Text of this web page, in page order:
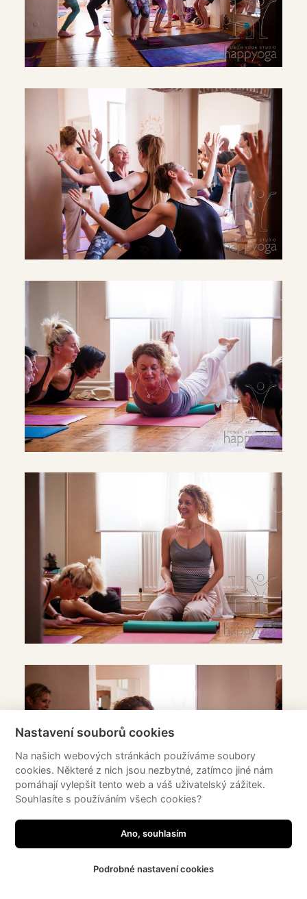
Nastavení souborů cookies
Na našich webových stránkách používáme soubory
cookies. Některé z nich jsou nezbytné, zatímco jiné nám
pomáhají vylepšit tento web a váš uživatelský zážitek.
Souhlasíte s používáním všech cookies?
Ano, souhlasím
Podrobné nastavení cookies